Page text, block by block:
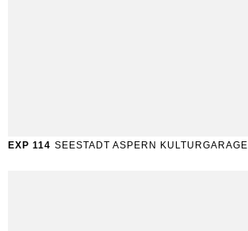
EXP 114 SEESTADT ASPERN KULTURGARAGE